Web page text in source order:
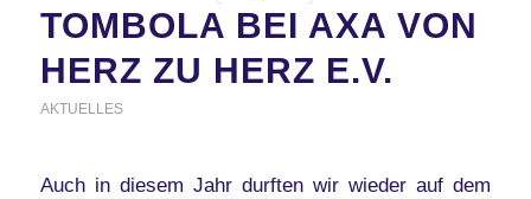
TOMBOLA BEI AXA VON
HERZ ZU HERZ E.V.
AKTUELLES
Auch in diesem Jahr durften wir wieder auf dem